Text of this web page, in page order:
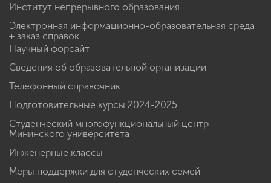
Институт непрерывного образования
Электронная информационно-образовательная среда
+ заказ справок
Научный форсайт
Сведения об образовательной организации
Телефонный справочник
Подготовительные курсы 2024-2025
Студенческий многофункциональный центр
Мининского университета
Инженерные классы
Меры поддержки для студенческих семей